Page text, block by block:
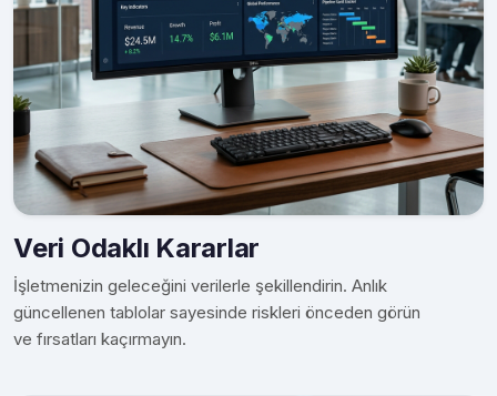
Veri Odaklı Kararlar
İşletmenizin geleceğini verilerle şekillendirin. Anlık
güncellenen tablolar sayesinde riskleri önceden görün
ve fırsatları kaçırmayın.